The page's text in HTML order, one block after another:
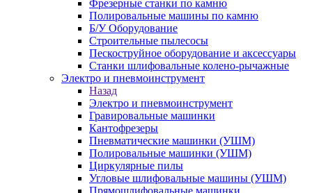
Фрезерные станки по камню
Полировальные машины по камню
Б/У Оборудование
Строительные пылесосы
Пескоструйное оборудование и аксессуары
Станки шлифовальные колено-рычажные
Электро и пневмоинструмент
Назад
Электро и пневмоинструмент
Гравировальные машинки
Кантофрезеры
Пневматические машинки (УШМ)
Полировальные машинки (УШМ)
Циркулярные пилы
Угловые шлифовальные машины (УШМ)
Прямошлифовальные машинки